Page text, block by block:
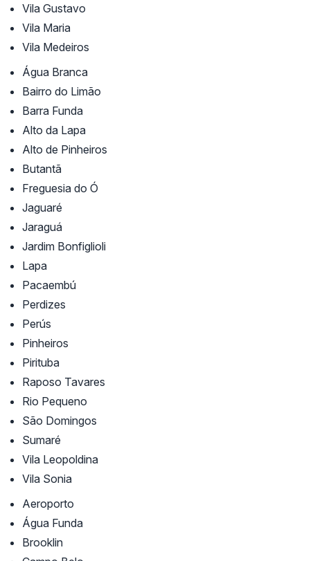
Vila Gustavo
Vila Maria
Vila Medeiros
Água Branca
Bairro do Limão
Barra Funda
Alto da Lapa
Alto de Pinheiros
Butantã
Freguesia do Ó
Jaguaré
Jaraguá
Jardim Bonfiglioli
Lapa
Pacaembú
Perdizes
Perús
Pinheiros
Pirituba
Raposo Tavares
Rio Pequeno
São Domingos
Sumaré
Vila Leopoldina
Vila Sonia
Aeroporto
Água Funda
Brooklin